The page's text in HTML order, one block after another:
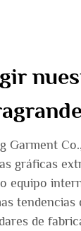
Garment
gráficas
equipo
tendencias
de